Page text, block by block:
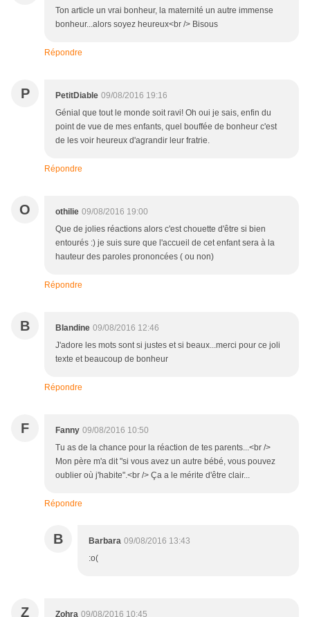
Ton article un vrai bonheur, la maternité un autre immense
bonheur...alors soyez heureux<br /> Bisous
Répondre
P PetitDiable 09/08/2016 19:16
Génial que tout le monde soit ravi! Oh oui je sais, enfin du
point de vue de mes enfants, quel bouffée de bonheur c'est
de les voir heureux d'agrandir leur fratrie.
Répondre
O othilie 09/08/2016 19:00
Que de jolies réactions alors c'est chouette d'être si bien
entourés :) je suis sure que l'accueil de cet enfant sera à la
hauteur des paroles prononcées ( ou non)
Répondre
B Blandine 09/08/2016 12:46
J'adore les mots sont si justes et si beaux...merci pour ce joli
texte et beaucoup de bonheur
Répondre
F Fanny 09/08/2016 10:50
Tu as de la chance pour la réaction de tes parents...<br />
Mon père m'a dit "si vous avez un autre bébé, vous pouvez
oublier où j'habite".<br /> Ça a le mérite d'être clair...
Répondre
B Barbara 09/08/2016 13:43
:o(
Z Zohra 09/08/2016 10:45